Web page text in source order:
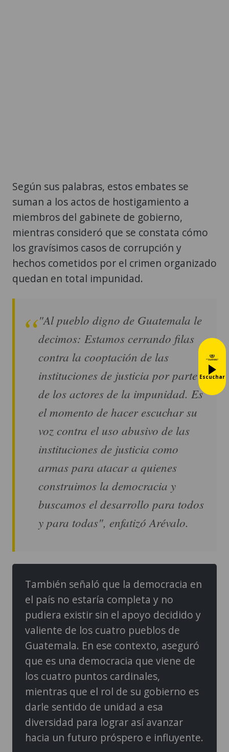
Según sus palabras, estos embates se
suman a los actos de hostigamiento a
miembros del gabinete de gobierno,
mientras consideró que se constata cómo
los gravísimos casos de corrupción y
hechos cometidos por el crimen organizado
quedan en total impunidad.
"Al pueblo digno de Guatemala le
decimos: Estamos cerrando filas
contra la cooptación de las
instituciones de justicia por parte
de los actores de la impunidad. Es
el momento de hacer escuchar su
voz contra el uso abusivo de las
instituciones de justicia como
armas para atacar a quienes
construimos la democracia y
buscamos el desarrollo para todos
y para todas", enfatizó Arévalo.
También señaló que la democracia en
el país no estaría completa y no
pudiera existir sin el apoyo decidido y
valiente de los cuatro pueblos de
Guatemala. En ese contexto, aseguró
que es una democracia que viene de
los cuatro puntos cardinales,
mientras que el rol de su gobierno es
darle sentido de unidad a esa
diversidad para lograr así avanzar
hacia un futuro próspero e influyente.
Escuchar